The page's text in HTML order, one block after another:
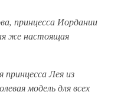
принцесса Иордании
же настоящая
Лея из
модель для всех